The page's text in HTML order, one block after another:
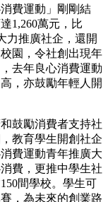
費運動」剛剛結
1,260萬元，比
力推廣社企，還開
園，令社創出現年
去年良心消費運動
，亦鼓勵年輕人開
鼓勵消費者支持社
教育學生開創社企
費運動青年推廣大
費，更推中學生社
間學校。學生可
，為未來的創業路